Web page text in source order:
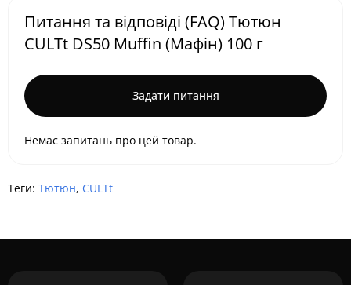
Питання та відповіді (FAQ) Тютюн
CULTt DS50 Muffin (Мафін) 100 г
Задати питання
Немає запитань про цей товар.
Теги: Тютюн, CULTt